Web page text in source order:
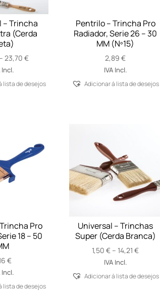
– Trincha
(Cerda
– 23,70 €Price
through
Incl.
lista de desejos
Pentrilo – Trincha Pro
Radiador, Serie 26 – 30
MM (Nº15)
2,89€
IVA Incl.
Adicionar á lista de desejos
Pro
18 – 50
€
Incl.
lista de desejos
Universal – Trinchas
Super (Cerda Branca)
1,50€ – 14,21€Price
through
IVA Incl.
Adicionar á lista de desejos